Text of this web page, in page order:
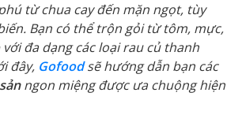
từ chua cay đến mặn ngọt, tùy
Bạn có thể trộn gỏi từ tôm, mực,
đa dạng các loại rau củ thanh
đây, Gofoodsẽ hướng dẫn bạn các
ngon miệng được ưa chuộng hiện